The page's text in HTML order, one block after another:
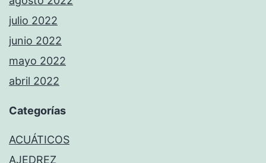
julio 2022
junio 2022
mayo 2022
abril 2022
Categorías
ACUÁTICOS
AJEDREZ